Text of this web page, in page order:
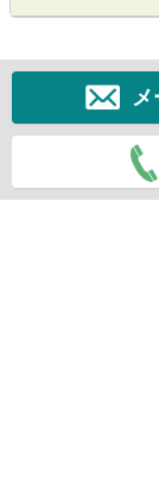
メ